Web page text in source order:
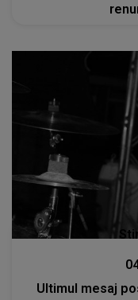
Ultimul mesaj